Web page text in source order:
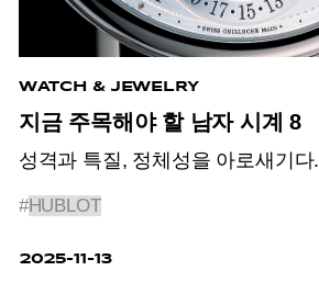
WATCH & JEWELRY
지금 주목해야 할 남자 시계 8
성격과 특질, 정체성을 아로새기다.
#HUBLOT
2025-11-13